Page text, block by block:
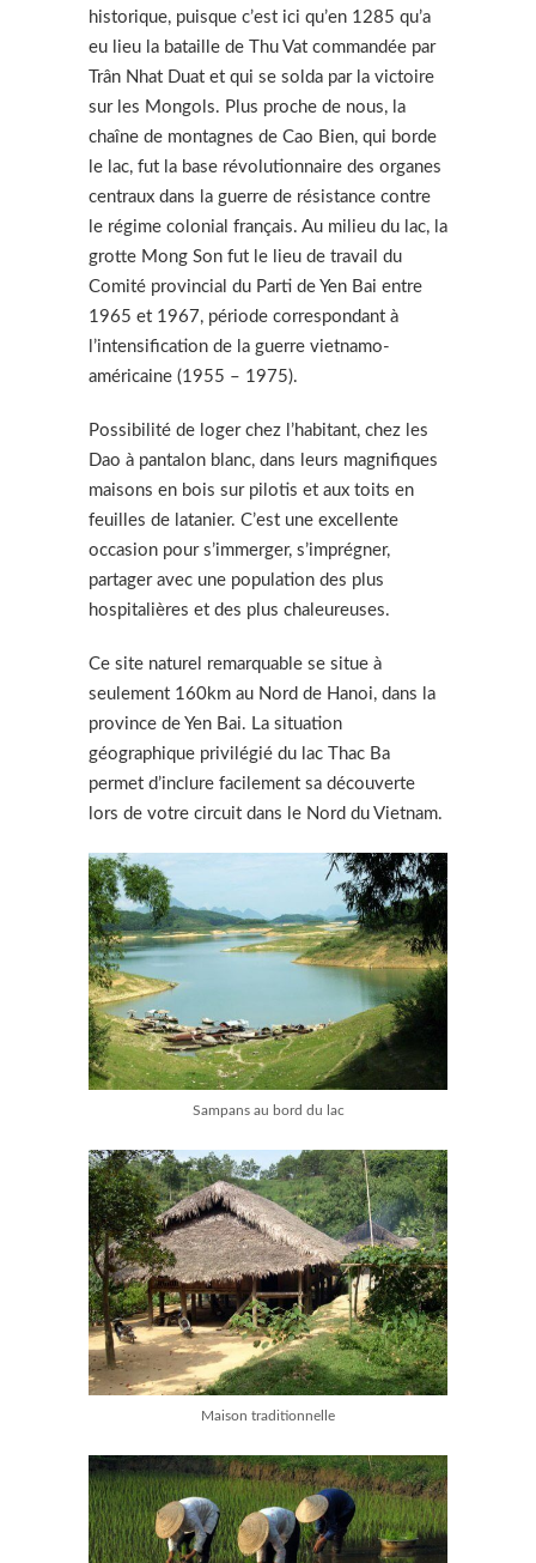
historique, puisque c’est ici qu’en 1285 qu’a
eu lieu la bataille de Thu Vat commandée par
Trân Nhat Duat et qui se solda par la victoire
sur les Mongols. Plus proche de nous, la
chaîne de montagnes de Cao Bien, qui borde
le lac, fut la base révolutionnaire des organes
centraux dans la guerre de résistance contre
le régime colonial français. Au milieu du lac, la
grotte Mong Son fut le lieu de travail du
Comité provincial du Parti de Yen Bai entre
1965 et 1967, période correspondant à
l’intensification de la guerre vietnamo-
américaine (1955 – 1975).
Possibilité de loger chez l’habitant, chez les
Dao à pantalon blanc, dans leurs magnifiques
maisons en bois sur pilotis et aux toits en
feuilles de latanier. C’est une excellente
occasion pour s’immerger, s’imprégner,
partager avec une population des plus
hospitalières et des plus chaleureuses.
Ce site naturel remarquable se situe à
seulement 160km au Nord de Hanoi, dans la
province de Yen Bai. La situation
géographique privilégié du lac Thac Ba
permet d’inclure facilement sa découverte
lors de votre circuit dans le Nord du Vietnam.
Sampans au bord du lac
Maison traditionnelle